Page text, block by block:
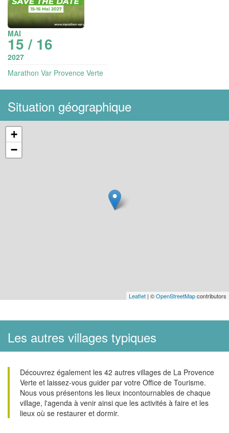
MAI
15 / 16
2027
Marathon Var Provence Verte
Situation géographique
+
−
Leaflet | ©OpenStreetMapcontributors
Les autres villages typiques
Découvrez également les 42 autres villages de La Provence
Verte et laissez-vous guider par votre Office de Tourisme.
Nous vous présentons les lieux incontournables de chaque
village, l'agenda à venir ainsi que les activités à faire et les
lieux où se restaurer et dormir.